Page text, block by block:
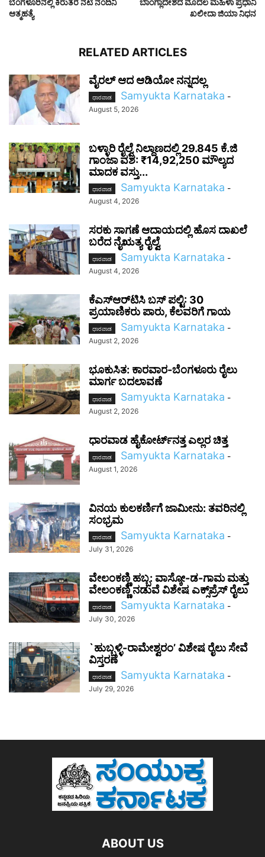
ಆತ್ಮಹತ್ಯೆ
ಖಲೀದಾ ಜಿಯಾ ನಿಧನ
RELATED ARTICLES
ವೈರಲ್ ಆದ ಆಡಿಯೋ ನನ್ನದಲ್ಲ
ಧಾರವಾಡ Samyukta Karnataka -
August 5, 2026
ಬಳ್ಳಾರಿ ರೈಲ್ವೆ ನಿಲ್ದಾಣದಲ್ಲಿ 29.845 ಕೆ.ಜಿ
ಗಾಂಜಾ ವಶ: ₹14,92,250 ಮೌಲ್ಯದ
ಮಾದಕ ವಸ್ತು...
ಧಾರವಾಡ Samyukta Karnataka -
August 4, 2026
ಸರಕು ಸಾಗಣೆ ಆದಾಯದಲ್ಲಿ ಹೊಸ ದಾಖಲೆ
ಬರೆದ ನೈಋತ್ಯ ರೈಲ್ವೆ
ಧಾರವಾಡ Samyukta Karnataka -
August 4, 2026
ಕೆಎಸ್‌ಆರ್‌ಟಿಸಿ ಬಸ್ ಪಲ್ಟಿ: 30
ಪ್ರಯಾಣಿಕರು ಪಾರು, ಕೆಲವರಿಗೆ ಗಾಯ
ಧಾರವಾಡ Samyukta Karnataka -
August 2, 2026
ಭೂಕುಸಿತ: ಕಾರವಾರ-ಬೆಂಗಳೂರು ರೈಲು
ಮಾರ್ಗ ಬದಲಾವಣೆ
ಧಾರವಾಡ Samyukta Karnataka -
August 2, 2026
ಧಾರವಾಡ ಹೈಕೋರ್ಟ್‌ನತ್ತ ಎಲ್ಲರ ಚಿತ್ತ
ಧಾರವಾಡ Samyukta Karnataka -
August 1, 2026
ವಿನಯ ಕುಲಕರ್ಣಿಗೆ ಜಾಮೀನು: ತವರಿನಲ್ಲಿ
ಸಂಭ್ರಮ
ಧಾರವಾಡ Samyukta Karnataka -
July 31, 2026
ವೇಲಂಕಣ್ಣಿ ಹಬ್ಬ: ವಾಸ್ಕೋ-ಡ-ಗಾಮ ಮತ್ತು
ವೇಲಂಕಣ್ಣಿ ನಡುವೆ ವಿಶೇಷ ಎಕ್ಸ್‌ಪ್ರೆಸ್ ರೈಲು
ಧಾರವಾಡ Samyukta Karnataka -
July 30, 2026
`ಹುಬ್ಬಳ್ಳಿ-ರಾಮೇಶ್ವರಂ’ ವಿಶೇಷ ರೈಲು ಸೇವೆ
ವಿಸ್ತರಣೆ
ಧಾರವಾಡ Samyukta Karnataka -
July 29, 2026
ABOUT US